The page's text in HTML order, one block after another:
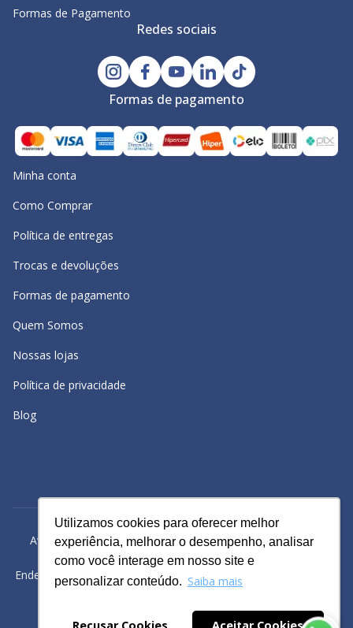
Utilizamos cookies para oferecer melhor
experiência, melhorar o desempenho, analisar
como você interage em nosso site e
personalizar conteúdo. Saiba mais
Utilizamos cookies para oferecer melhor
experiência, melhorar o desempenho, analisar
como você interage em nosso site e
personalizar conteúdo. Saiba mais
Formas de Pagamento
Redes sociais
Formas de pagamento
Minha conta
Como Comprar
Política de entregas
Trocas e devoluções
Formas de pagamento
Quem Somos
Nossas lojas
Política de privacidade
Blog
Avacy Distribuidora e Comércio de Calçados Ltda | CNPJ:
61.234.829/0001-43
Endereço: Rua Gomes Cardim, 235, Bairro: Brás, São Paulo -SP